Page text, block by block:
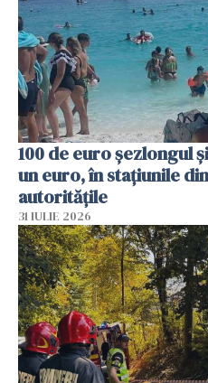
100 de euro șezlongul
un euro, în stațiunile
autoritățile
31 IULIE 2026